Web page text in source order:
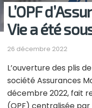
L’OPF
Vie a été
26 décembre 2022
L’ouverture des plis
société Assurances
décembre 2022, fait